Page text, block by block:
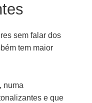
sem falar dos
tem maior
numa
e que